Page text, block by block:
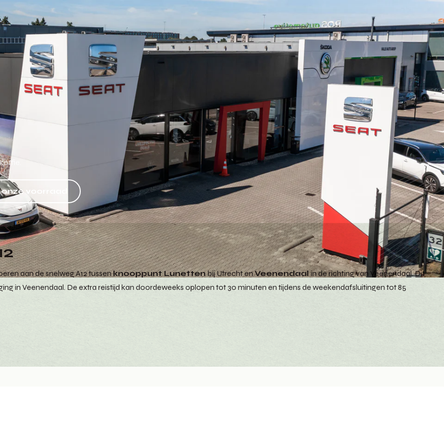
voorraad
aan de snelweg A12 tussenknooppunt Lunettenbij Utrecht enVeenendaalin de richting van Veenendaal. Dit
in Veenendaal. De extra reistijd kan doordeweeks oplopen tot 30 minuten en tijdens de weekendafsluitingen tot 85